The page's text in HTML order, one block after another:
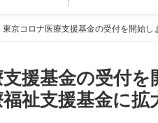
東京コロナ医療支援基金の受付を開始
援基金の受付
祉支援基金に拡